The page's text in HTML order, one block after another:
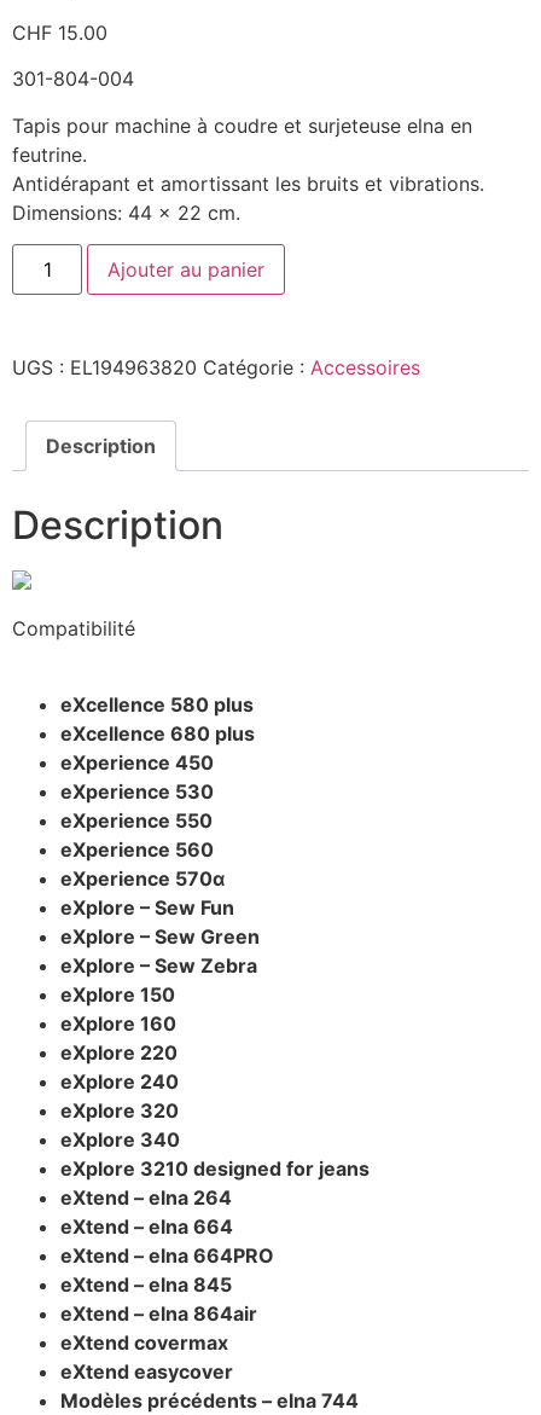
CHF 15.00
301-804-004
Tapis pour machine à coudre et surjeteuse elna en
feutrine.
Antidérapant et amortissant les bruits et vibrations.
Dimensions: 44 x 22 cm.
Ajouter au panier
UGS : EL194963820 Catégorie : Accessoires
Description
Description
Compatibilité
eXcellence 580 plus
eXcellence 680 plus
eXperience 450
eXperience 530
eXperience 550
eXperience 560
eXperience 570α
eXplore – Sew Fun
eXplore – Sew Green
eXplore – Sew Zebra
eXplore 150
eXplore 160
eXplore 220
eXplore 240
eXplore 320
eXplore 340
eXplore 3210 designed for jeans
eXtend – elna 264
eXtend – elna 664
eXtend – elna 664PRO
eXtend – elna 845
eXtend – elna 864air
eXtend covermax
eXtend easycover
Modèles précédents – elna 744